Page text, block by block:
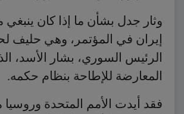
وثار جدل بشأن ما إذا كان
إيران في المؤتمر، وهي حليف
الرئيس السوري، بشار الأسد،
المعارضة للإطاحة بنظام حكمه.
فقد أيدت الأمم المتحدة